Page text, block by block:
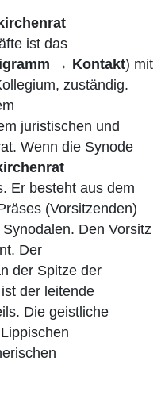
ist das
→ Kontakt) mit
zuständig.
juristischen und
Wenn die Synode
Er besteht aus dem
(Vorsitzenden)
Den Vorsitz
Der
der Spitze der
der leitende
Die geistliche